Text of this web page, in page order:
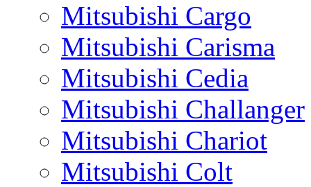
Mitsubishi Cargo
Mitsubishi Carisma
Mitsubishi Cedia
Mitsubishi Challanger
Mitsubishi Chariot
Mitsubishi Colt